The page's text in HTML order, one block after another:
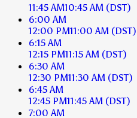
11:45 AM10:45 AM (DST)
6:00 AM
12:00 PM11:00 AM (DST)
6:15 AM
12:15 PM11:15 AM (DST)
6:30 AM
12:30 PM11:30 AM (DST)
6:45 AM
12:45 PM11:45 AM (DST)
7:00 AM